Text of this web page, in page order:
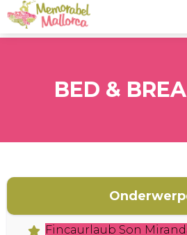
HOME
BED &
Fincaurlaub Son